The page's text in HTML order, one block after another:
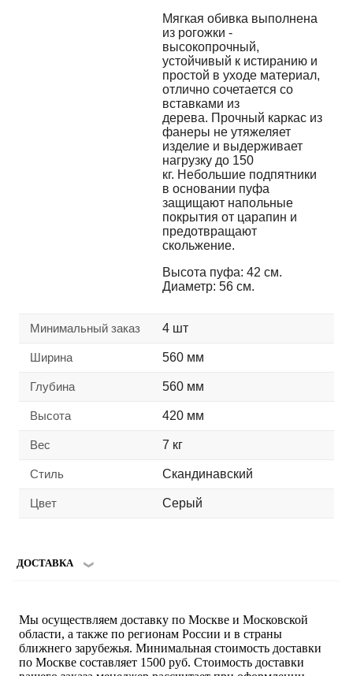
Мягкая обивка выполнена
из рогожки -
высокопрочный,
устойчивый к истиранию и
простой в уходе материал,
отлично сочетается со
вставками из
дерева. Прочный каркас из
фанеры не утяжеляет
изделие и выдерживает
нагрузку до 150
кг. Небольшие подпятники
в основании пуфа
защищают напольные
покрытия от царапин и
предотвращают
скольжение.
Высота пуфа: 42 см.
Диаметр: 56 см.
Минимальный заказ 4 шт
Ширина 560 мм
Глубина 560 мм
Высота 420 мм
Вес 7 кг
Стиль Скандинавский
Цвет Серый
ДОСТАВКА
Мы осуществляем доставку по Москве и Московской
области, а также по регионам России и в страны
ближнего зарубежья. Минимальная стоимость доставки
по Москве составляет 1500 руб. Стоимость доставки